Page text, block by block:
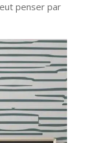
penser par